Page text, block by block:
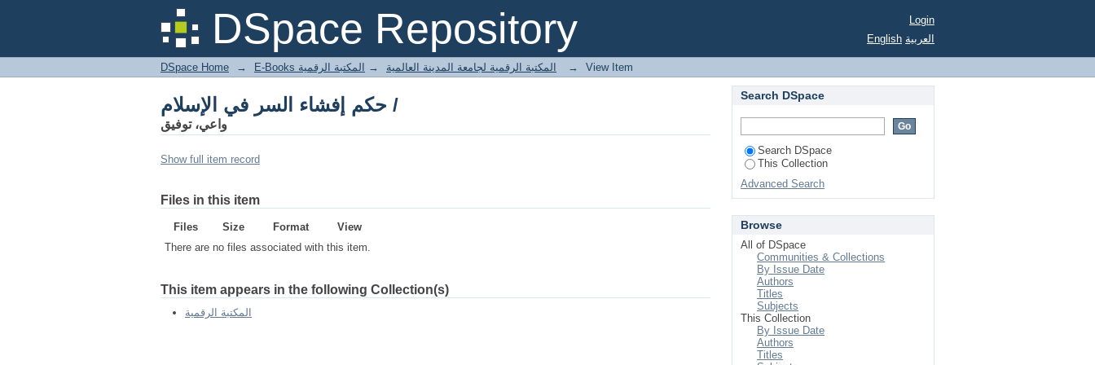
DSpace Repository
حكم إفشاء السر في الإسلام /
Login
English العربية
DSpace Home → E-Books المكتبة الرقمية لجامعة المدينة العالمية → المكتبة الرقمية → View Item
حكم إفشاء السر في الإسلام /
واعي، توفيق
Show full item record
Files in this item
Files Size Format
View
There are no files associated with this item.
This item appears in the following Collection(s)
المكتبة الرقمية
Search DSpace
Search DSpace
This Collection
Advanced Search
Browse
All of DSpace
Communities & Collections
By Issue Date
Authors
Titles
Subjects
This Collection
By Issue Date
Authors
Titles